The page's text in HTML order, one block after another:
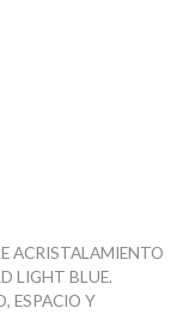
ACRISTALAMIENTO
LIGHT BLUE.
ESPACIO Y